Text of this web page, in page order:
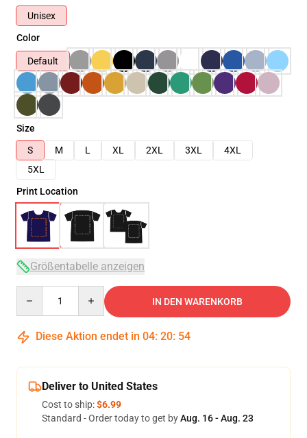
Unisex
Color
Default
Size
S
M L XL 2XL 3XL
4XL
5XL
Print Location
Größentabelle anzeigen
IN DEN WARENKORB
Diese Aktion endet in 04: 20: 54
Deliver to United States
Cost to ship:$6.99
Standard - Order today to get byAug. 16 - Aug. 23